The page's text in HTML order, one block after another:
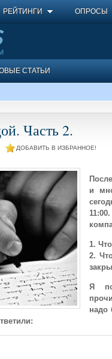
РЕЙТИНГИ ОПРОСЫ
СТАТЬИ
Часть 2.
ДОБАВИТЬ В ИЗБРАННОЕ!
и
1.
2.
Я
надо